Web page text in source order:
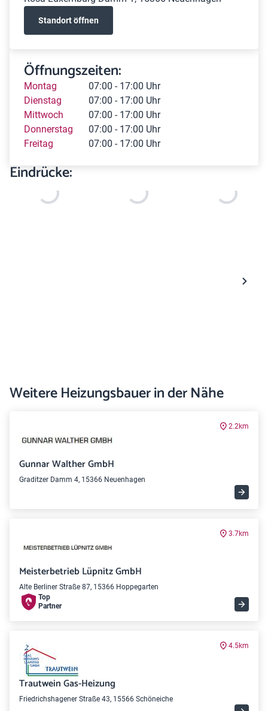
Standort öffnen
Öffnungszeiten:
Montag
07:00 - 17:00 Uhr
Dienstag
07:00 - 17:00 Uhr
Mittwoch
07:00 - 17:00 Uhr
Donnerstag
07:00 - 17:00 Uhr
Freitag
07:00 - 17:00 Uhr
Eindrücke:
Weitere Heizungsbauer in der Nähe
2.2km
Gunnar Walther GmbH
Graditzer Damm 4, 15366 Neuenhagen
3.7km
Meisterbetrieb Lüpnitz GmbH
Alte Berliner Straße 87, 15366 Hoppegarten
Top
Partner
4.5km
Trautwein Gas-Heizung
Friedrichshagener Straße 43, 15566 Schöneiche